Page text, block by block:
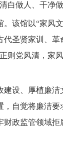
白做人、干净
该馆以“家风
代圣贤家训、
则党风清，家
建设、厚植廉洁
，自觉将廉洁要
政监管领域